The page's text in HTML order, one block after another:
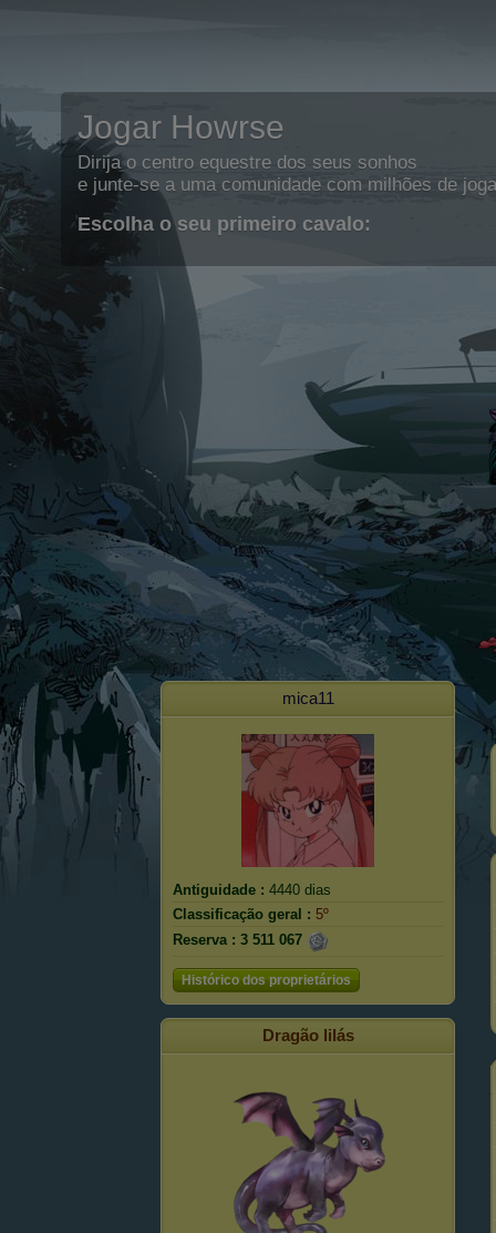
Jogar Howrse
Dirija o centro equestre dos seus sonhos
e junte-se a uma comunidade com milhões de
Escolha o seu primeiro cavalo:
mica11
Antiguidade : 4440 dias
Classificação geral : 5º
Reserva : 3 511 067
Histórico dos proprietários
Dragão lilás